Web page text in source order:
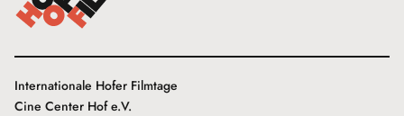
Internationale Hofer Filmtage
Cine Center Hof e.V.